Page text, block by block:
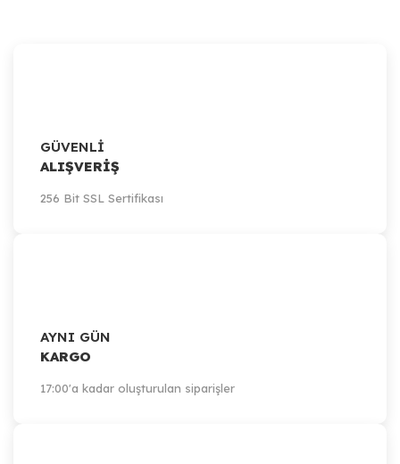
9.712,13 TL
Sepete Ekle
GÜVENLİ
ALIŞVERİŞ
256 Bit SSL Sertifikası
AYNI GÜN
KARGO
17:00'a kadar oluşturulan siparişler